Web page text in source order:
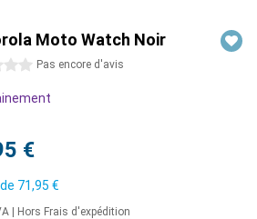
Moto Watch Noir
Pas encore d'avis
€
71,95 €
Hors Frais d'expédition